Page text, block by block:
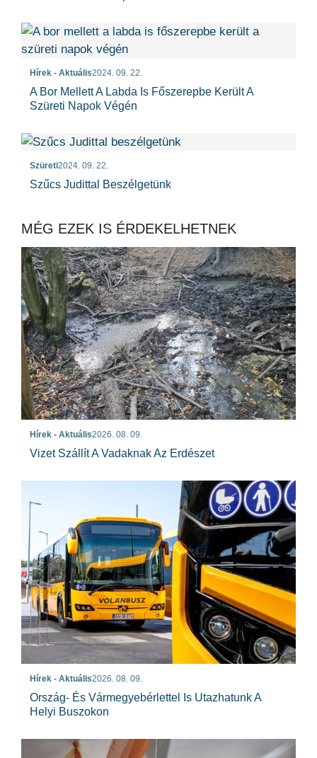
Hírek - Aktuális2024. 09. 22.
A Bor Mellett A Labda Is Főszerepbe Került A
Szüreti Napok Végén
Szüreti2024. 09. 22.
Szűcs Judittal Beszélgetünk
MÉG EZEK IS ÉRDEKELHETNEK
Hírek - Aktuális2026. 08. 09.
Vizet Szállít A Vadaknak Az Erdészet
Hírek - Aktuális2026. 08. 09.
Ország- És Vármegyebérlettel Is Utazhatunk A
Helyi Buszokon